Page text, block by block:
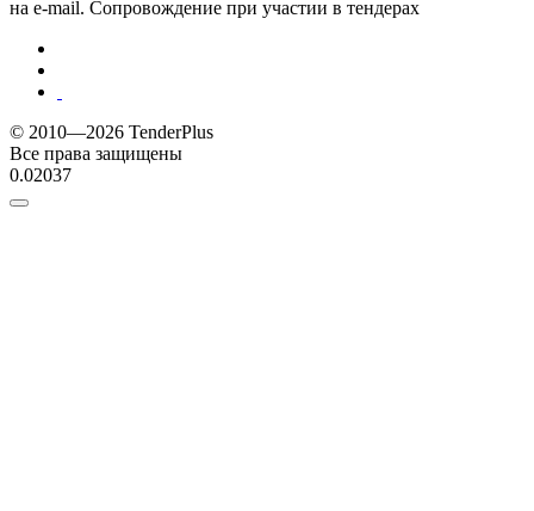
на e-mail. Сопровождение при участии в тендерах
© 2010—2026 TenderPlus
Все права защищены
0.02037